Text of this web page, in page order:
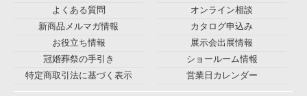
よくある質問
新商品メルマガ情報
お役立ち情報
冠婚葬祭の手引き
特定商取引法に基づく表示
オンライン相談
カタログ申込み
展示会出展情報
ショールーム情報
営業日カレンダー